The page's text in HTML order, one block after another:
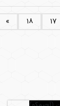
17
18
»